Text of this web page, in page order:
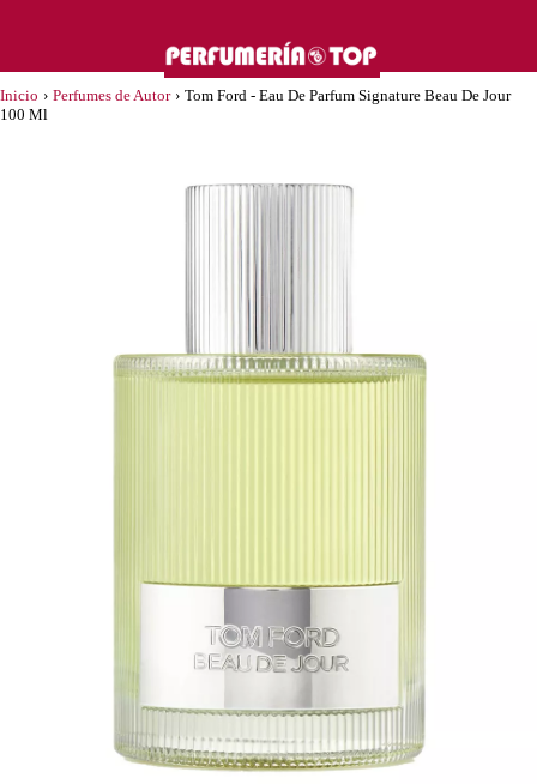
Inicio › Perfumes de Autor › Tom Ford - Eau De Parfum Signature Beau De Jour
100 Ml